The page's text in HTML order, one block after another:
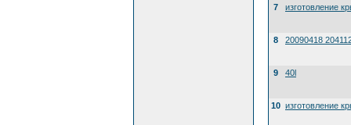
7 изготовление
8 20090418
9 40l
10 изготовление